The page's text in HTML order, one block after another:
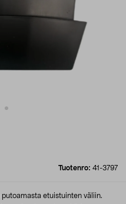
Tuotenro: 41-3797
putoamasta etuistuinten väliin.